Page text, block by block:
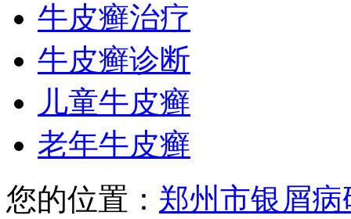
牛皮癣治疗
牛皮癣诊断
儿童牛皮癣
老年牛皮癣
您的位置： 郑州市银屑病